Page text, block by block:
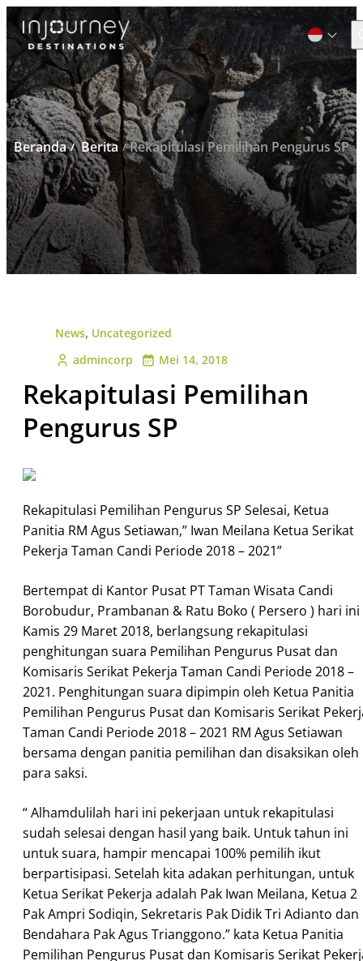
Cari
untuk:
Beranda Berita Rekapitulasi Pemilihan Pengurus SP
News, Uncategorized
admincorp
Mei 14, 2018
Rekapitulasi Pemilihan
Pengurus SP
Rekapitulasi Pemilihan Pengurus SP Selesai, Ketua
Panitia RM Agus Setiawan,” Iwan Meilana Ketua Serikat
Pekerja Taman Candi Periode 2018 – 2021”
Bertempat di Kantor Pusat PT Taman Wisata Candi
Borobudur, Prambanan & Ratu Boko ( Persero ) hari ini
Kamis 29 Maret 2018, berlangsung rekapitulasi
penghitungan suara Pemilihan Pengurus Pusat dan
Komisaris Serikat Pekerja Taman Candi Periode 2018 –
2021. Penghitungan suara dipimpin oleh Ketua Panitia
Pemilihan Pengurus Pusat dan Komisaris Serikat
Taman Candi Periode 2018 – 2021 RM Agus Setiawan
bersama dengan panitia pemilihan dan disaksikan oleh
para saksi.
“ Alhamdulilah hari ini pekerjaan untuk rekapitulasi
sudah selesai dengan hasil yang baik. Untuk tahun ini
untuk suara, hampir mencapai 100% pemilih ikut
berpartisipasi. Setelah kita adakan perhitungan, untuk
Ketua Serikat Pekerja adalah Pak Iwan Meilana, Ketua 2
Pak Ampri Sodiqin, Sekretaris Pak Didik Tri Adianto dan
Bendahara Pak Agus Trianggono.” kata Ketua Panitia
Pemilihan Pengurus Pusat dan Komisaris Serikat